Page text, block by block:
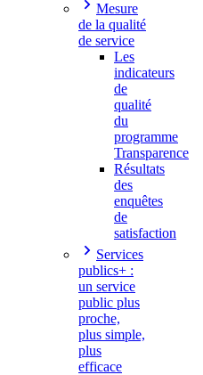
Mesure
de la qualité
de service
Les
indicateurs
de
qualité
du
programme
Transparence
Résultats
des
enquêtes
de
satisfaction
Services
publics+ :
un service
public plus
proche,
plus simple,
plus
efficace